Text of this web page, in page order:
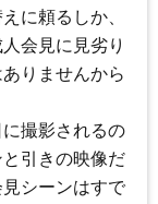
に頼るしか、
会見に見劣り
りませんから
撮影されるの
引きの映像だ
シーンはすで